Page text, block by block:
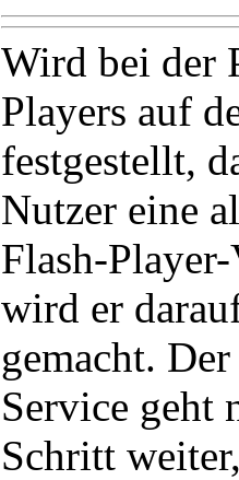
Wird bei der
Players auf
festgestellt,
Nutzer eine
Flash-
wird er
gemacht.
Service geht
Schritt